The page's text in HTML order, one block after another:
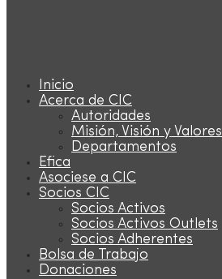
Inicio
Acerca de CIC
Autoridades
Misión, Visión y Valores
Departamentos
Efica
Asociese a CIC
Socios CIC
Socios Activos
Socios Activos Outlets
Socios Adherentes
Bolsa de Trabajo
Donaciones